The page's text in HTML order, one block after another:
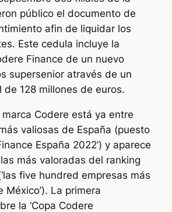
público el documento de
afin de liquidar los
Este cedula incluye la
Finance de un nuevo
supersenior através de un
de 128 millones de euros.
Codere está ya entre
valiosas de España (puesto
España 2022’) y aparece
más valoradas del ranking
five hundred empresas más
La primera
la ‘Copa Codere